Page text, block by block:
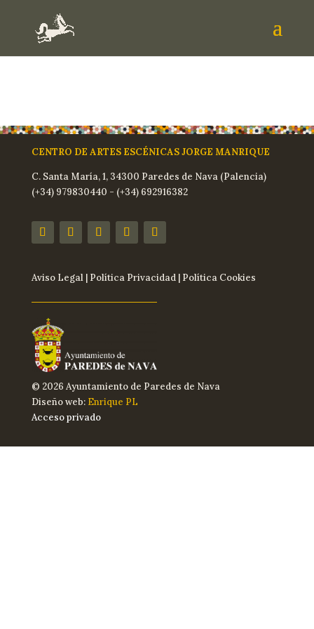
CENTRO DE ARTES ESCÉNICAS JORGE MANRIQUE
C. Santa María, 1, 34300 Paredes de Nava (Palencia)
(+34) 979830440 - (+34) 692916382
Aviso Legal| Política Privacidad| Política Cookies
© 2026 Ayuntamiento de Paredes de Nava
Diseño web: Enrique PL
Acceso privado